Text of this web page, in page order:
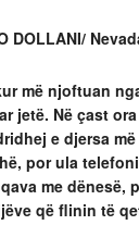
DOLLANI/
më njoftuan
jetë. Në çast ora
e djersa
por ula
me dënesë,
që flinin të